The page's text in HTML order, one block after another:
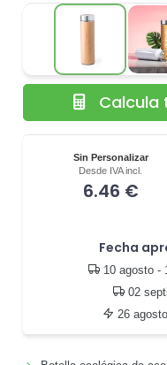
Sin Personalizar
Desde IVA incl.
6.46 €
Fecha
10 agosto -
02
26 agosto
Calcula